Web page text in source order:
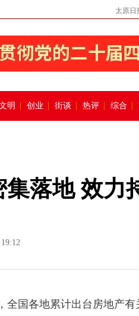
太原日
明 创业 街谈 热评 综合
落地 效力
国各地累计出台房地产有